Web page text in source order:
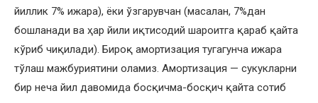
йиллик 7% ижара), ёки ўзгарувчан (масалан, 7%дан
бошланади ва ҳар йили иқтисодий шароитга қараб қайта
кўриб чиқилади). Бироқ амортизация тугагунча ижара
тўлаш мажбуриятини оламиз. Амортизация — сукукларни
бир неча йил давомида босқичма-босқич қайта сотиб